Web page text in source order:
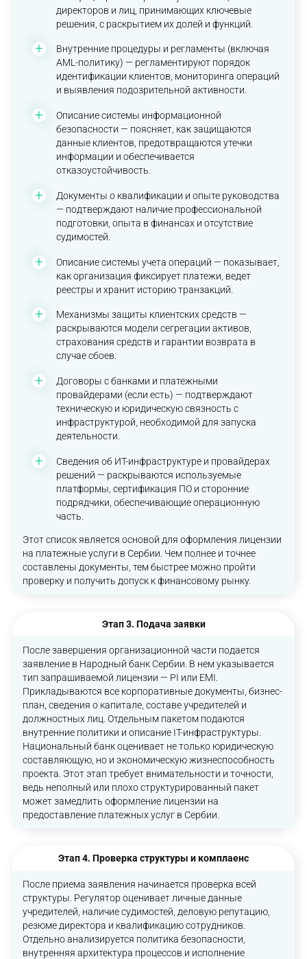
директоров и лиц, принимающих ключевые
решения, с раскрытием их долей и функций.
Внутренние процедуры и регламенты (включая
AML-политику) — регламентируют порядок
идентификации клиентов, мониторинга операций
и выявления подозрительной активности.
Описание системы информационной
безопасности — поясняет, как защищаются
данные клиентов, предотвращаются утечки
информации и обеспечивается
отказоустойчивость.
Документы о квалификации и опыте руководства
— подтверждают наличие профессиональной
подготовки, опыта в финансах и отсутствие
судимостей.
Описание системы учета операций — показывает,
как организация фиксирует платежи, ведет
реестры и хранит историю транзакций.
Механизмы защиты клиентских средств —
раскрываются модели сегрегации активов,
страхования средств и гарантии возврата в
случае сбоев.
Договоры с банками и платежными
провайдерами (если есть) — подтверждают
техническую и юридическую связность с
инфраструктурой, необходимой для запуска
деятельности.
Сведения об ИТ-инфраструктуре и провайдерах
решений — раскрываются используемые
платформы, сертификация ПО и сторонние
подрядчики, обеспечивающие операционную
часть.
Этот список является основой для оформления лицензии
на платежные услуги в Сербии. Чем полнее и точнее
составлены документы, тем быстрее можно пройти
проверку и получить допуск к финансовому рынку.
Этап 3. Подача заявки
После завершения организационной части подается
заявление в Народный банк Сербии. В нем указывается
тип запрашиваемой лицензии — PI или EMI.
Прикладываются все корпоративные документы, бизнес-
план, сведения о капитале, составе учредителей и
должностных лиц. Отдельным пакетом подаются
внутренние политики и описание IT-инфраструктуры.
Национальный банк оценивает не только юридическую
составляющую, но и экономическую жизнеспособность
проекта. Этот этап требует внимательности и точности,
ведь неполный или плохо структурированный пакет
может замедлить оформление лицензии на
предоставление платежных услуг в Сербии.
Этап 4. Проверка структуры и комплаенс
После приема заявления начинается проверка всей
структуры. Регулятор оценивает личные данные
учредителей, наличие судимостей, деловую репутацию,
резюме директора и квалификацию сотрудников.
Отдельно анализируется политика безопасности,
внутренняя архитектура процессов и исполнение